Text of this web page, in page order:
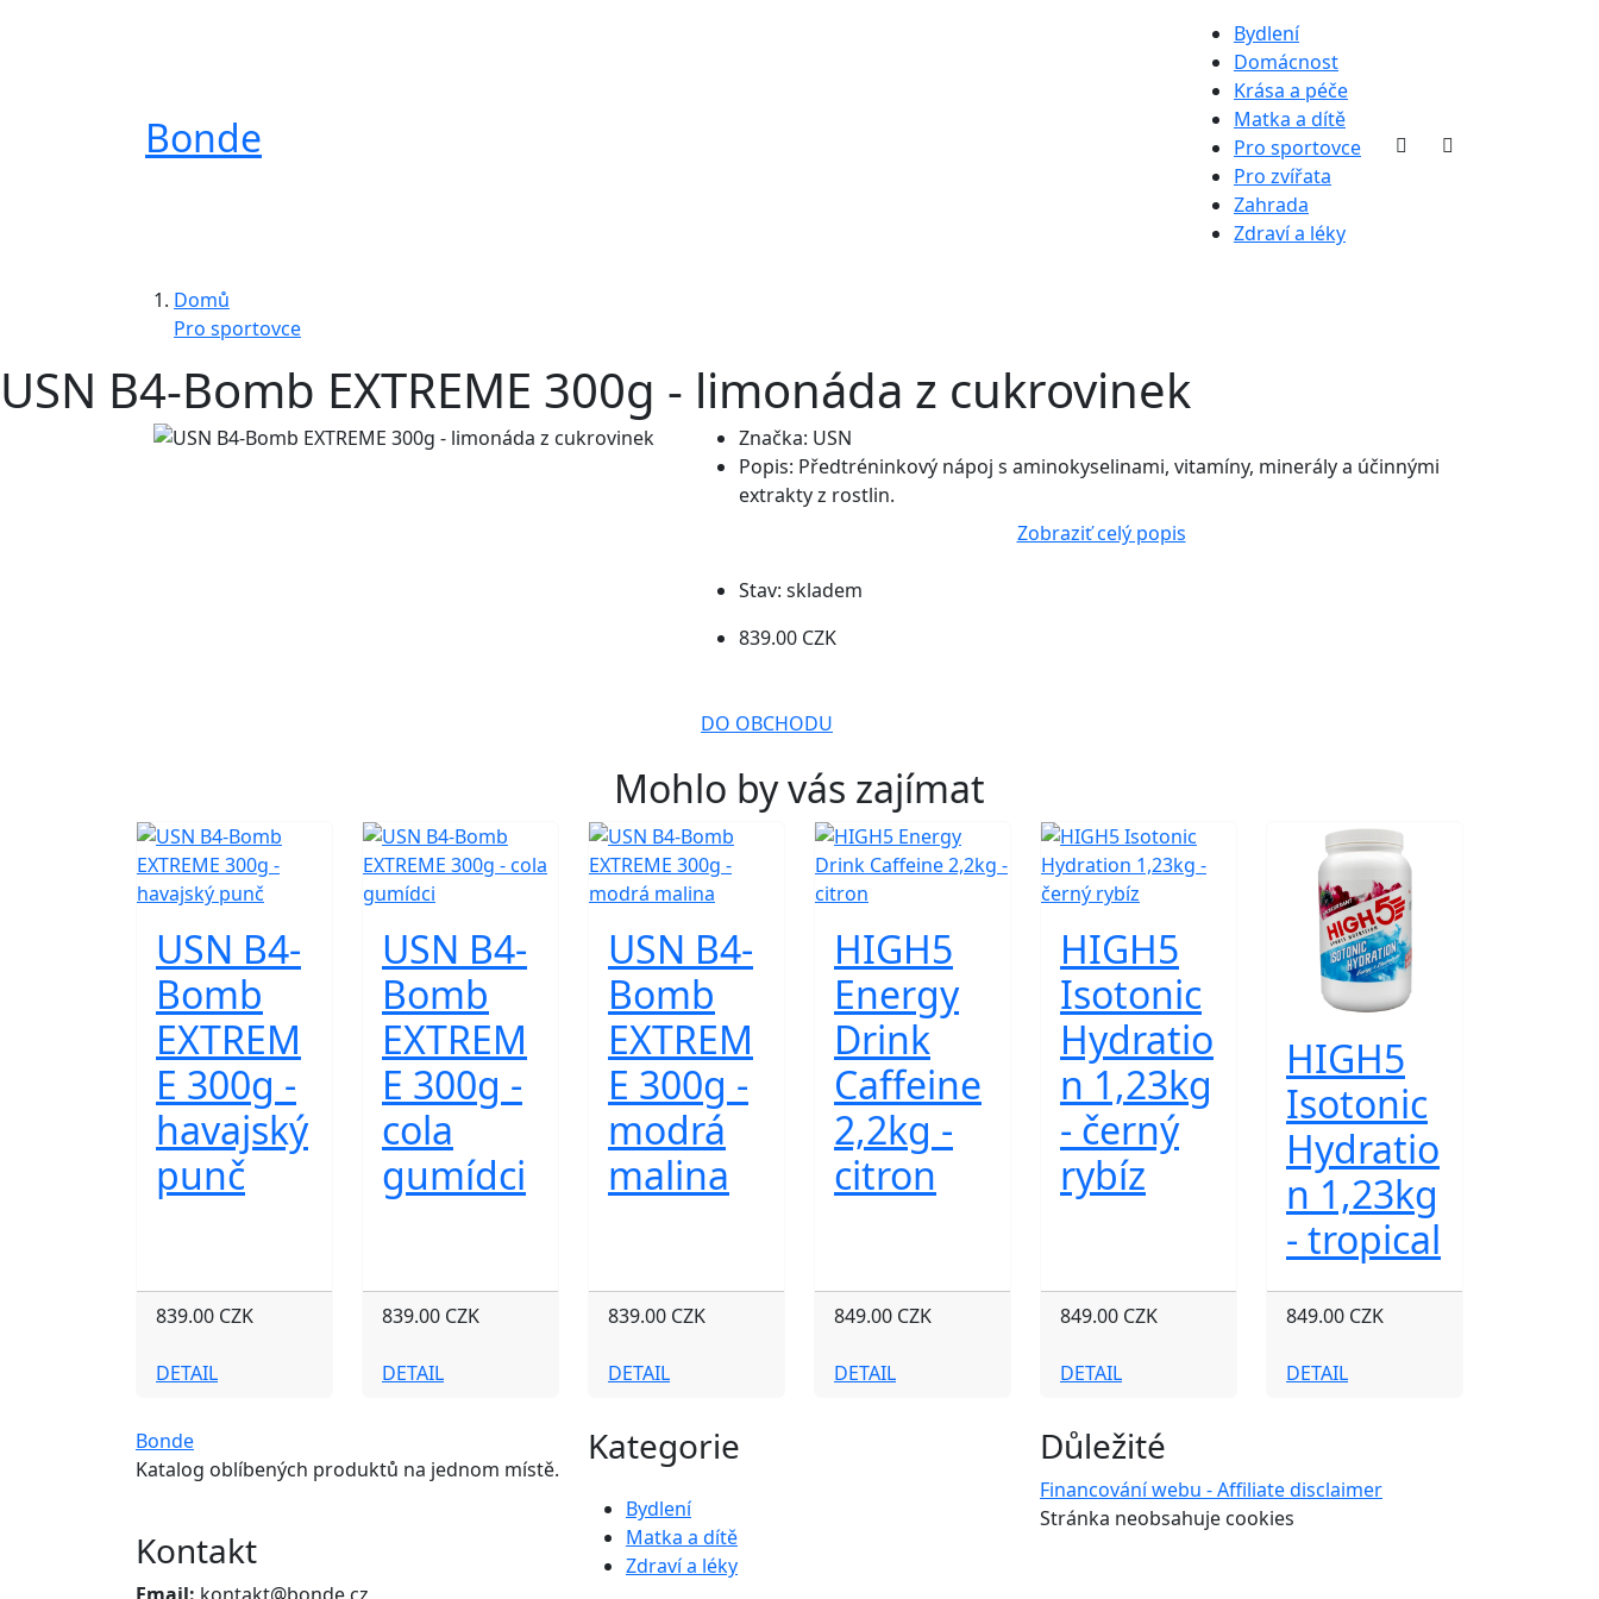
Bonde
Bydlení
Domácnost
Krása a péče
Matka a dítě
Pro sportovce
Pro zvířata
Zahrada
Zdraví a léky
Domů
Pro sportovce
USN B4-Bomb EXTREME 300g - limonáda z cukrovinek
Značka: USN
Popis: Předtréninkový nápoj s aminokyselinami, vitamíny, minerály a účinnými
extrakty z rostlin.
Zobraziť celý popis
Stav: skladem
839.00 CZK
DO OBCHODU
Mohlo by vás zajímat
USN B4-
Bomb
EXTREM
E 300g -
havajský
punč
839.00 CZK
DETAIL
USN B4-
Bomb
EXTREM
E 300g -
cola
gumídci
839.00 CZK
DETAIL
USN B4-
Bomb
EXTREM
E 300g -
modrá
malina
839.00 CZK
DETAIL
HIGH5
Energy
Drink
Caffeine
2,2kg -
citron
849.00 CZK
DETAIL
HIGH5
Isotonic
Hydratio
n 1,23kg
- černý
rybíz
849.00 CZK
DETAIL
HIGH5
Isotonic
Hydratio
n 1,23kg
- tropical
849.00 CZK
DETAIL
Bonde
Katalog oblíbených produktů na jednom místě.
Kontakt
Kategorie
Bydlení
Matka a dítě
Zdraví a léky
Důležité
Financování webu - Affiliate disclaimer
Stránka neobsahuje cookies